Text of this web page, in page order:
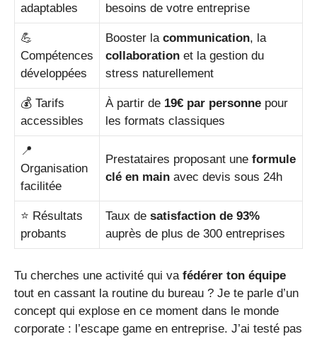
adaptables
besoins de votre entreprise
💪
Compétences
développées
Booster la communication, la
collaboration et la gestion du
stress naturellement
💰 Tarifs
accessibles
À partir de 19€ par personne pour
les formats classiques
📍
Organisation
facilitée
Prestataires proposant une formule
clé en main avec devis sous 24h
⭐ Résultats
probants
Taux de satisfaction de 93%
auprès de plus de 300 entreprises
Tu cherches une activité qui va fédérer ton équipe
tout en cassant la routine du bureau ? Je te parle d’un
concept qui explose en ce moment dans le monde
corporate : l’escape game en entreprise. J’ai testé pas